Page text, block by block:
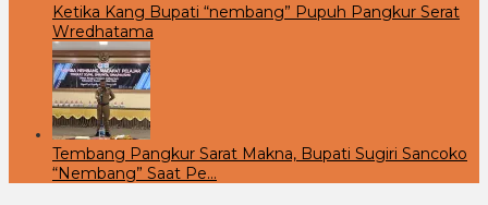
Ketika Kang Bupati “nembang” Pupuh Pangkur Serat
Wredhatama
Tembang Pangkur Sarat Makna, Bupati Sugiri Sancoko
“Nembang” Saat Pe…